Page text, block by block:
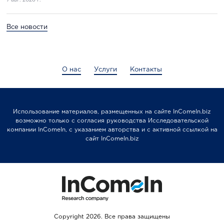
Все новости
О нас Услуги Контакты
Использование материалов, размещенных на сайте InComeIn.biz
возможно только с согласия руководства Исследовательской
компании InComeIn, с указанием авторства и с активной ссылкой на
сайт InComeIn.biz
Copyright 2026. Все права защищены